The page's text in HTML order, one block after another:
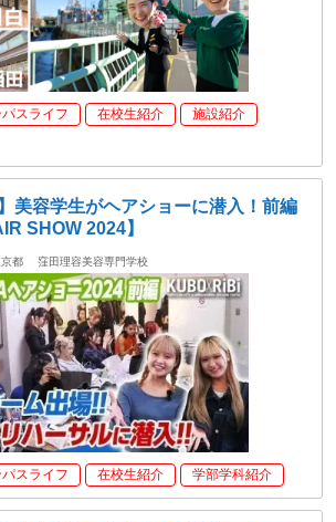
スライフ 在校生紹介
施設紹介
美容学生がヘアショーに潜入！前編
SHOW 2024】
都 窪田理容美容専門学校
スライフ 在校生紹介 学部学科紹介